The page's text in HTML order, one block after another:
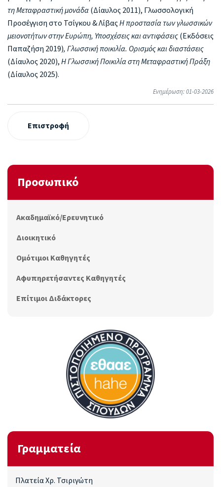
τη Μεταφραστική μονάδα(Δίαυλος 2011), Γλωσσολογική
Προσέγγιση στο Τσίγκου & ΛίβαςΗ προστασία των γλωσσικών
μειονοτήτων στην Ευρώπη, Υποσχέσεις και αντιφάσεις(Εκδόσεις
Παπαζήση 2019), Γλωσσική ποικιλία. Ορισμός και διαστάσεις
(Δίαυλος 2020),Η Γλωσσική Ποικιλία στη Μεταφραστική Πράξη
(Δίαυλος 2025).
Ενημέρωση: 01-03-2026
Επιστροφή
Προσωπικό
Ακαδημαϊκό/Ερευνητικό
Διοικητικό
Ομότιμοι Καθηγητές
Αφυπηρετήσαντες Καθηγητές
Επίτιμοι Διδάκτορες
Γραμματεία
Πλατεία Χρ. Τσιριγώτη